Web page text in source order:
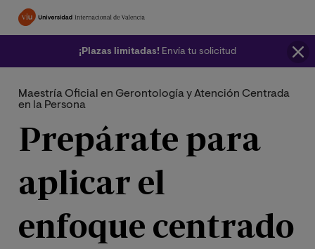
Pasar
¡Plazas limitadas! Envía tu solicitud
Maestría Oficial en Gerontología y Atención Centrada
en la Persona
Prepárate para
aplicar el
enfoque centrado